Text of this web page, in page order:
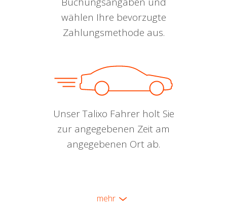
wählen Ihre bevorzugte
Zahlungsmethode aus.
Unser Talixo Fahrer holt Sie
zur angegebenen Zeit am
angegebenen Ort ab.
mehr